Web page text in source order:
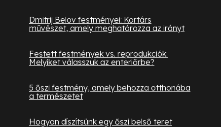
Dmitrij Belov festményei: Kortárs
művészet, amely meghatározza az irányt
Festett festmények vs. reprodukciók:
Melyiket válasszuk az enteriőrbe?
5 őszi festmény, amely behozza otthonába
a természetet
Hogyan díszítsünk egy őszi belső teret